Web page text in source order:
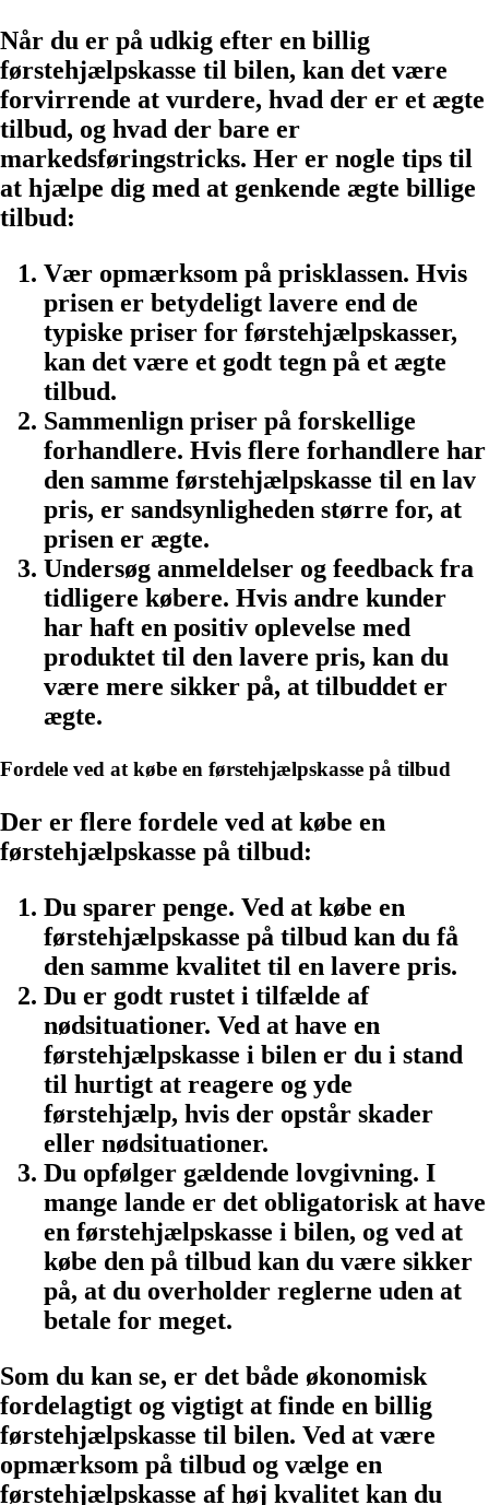
Når du er på udkig efter en billig
førstehjælpskasse til bilen, kan det være
forvirrende at vurdere, hvad der er et ægte
tilbud, og hvad der bare er
markedsføringstricks. Her er nogle tips til
at hjælpe dig med at genkende ægte billige
tilbud:
Vær opmærksom på prisklassen. Hvis
prisen er betydeligt lavere end de
typiske priser for førstehjælpskasser,
kan det være et godt tegn på et ægte
tilbud.
Sammenlign priser på forskellige
forhandlere. Hvis flere forhandlere har
den samme førstehjælpskasse til en lav
pris, er sandsynligheden større for, at
prisen er ægte.
Undersøg anmeldelser og feedback fra
tidligere købere. Hvis andre kunder
har haft en positiv oplevelse med
produktet til den lavere pris, kan du
være mere sikker på, at tilbuddet er
ægte.
Fordele ved at købe en førstehjælpskasse på tilbud
Der er flere fordele ved at købe en
førstehjælpskasse på tilbud:
Du sparer penge. Ved at købe en
førstehjælpskasse på tilbud kan du få
den samme kvalitet til en lavere pris.
Du er godt rustet i tilfælde af
nødsituationer. Ved at have en
førstehjælpskasse i bilen er du i stand
til hurtigt at reagere og yde
førstehjælp, hvis der opstår skader
eller nødsituationer.
Du opfølger gældende lovgivning. I
mange lande er det obligatorisk at have
en førstehjælpskasse i bilen, og ved at
købe den på tilbud kan du være sikker
på, at du overholder reglerne uden at
betale for meget.
Som du kan se, er det både økonomisk
fordelagtigt og vigtigt at finde en billig
førstehjælpskasse til bilen. Ved at være
opmærksom på tilbud og vælge en
førstehjælpskasse af høj kvalitet kan du